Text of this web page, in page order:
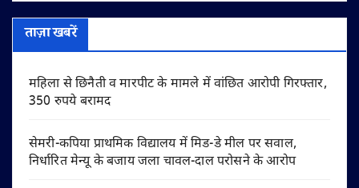
ताज़ा खबरें
महिला से छिनैती व मारपीट के मामले में वांछित आरोपी गिरफ्तार,
350 रुपये बरामद
सेमरी-कपिया प्राथमिक विद्यालय में मिड-डे मील पर सवाल,
निर्धारित मेन्यू के बजाय जला चावल-दाल परोसने के आरोप